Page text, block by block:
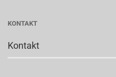
KONTAKT
Kontakt